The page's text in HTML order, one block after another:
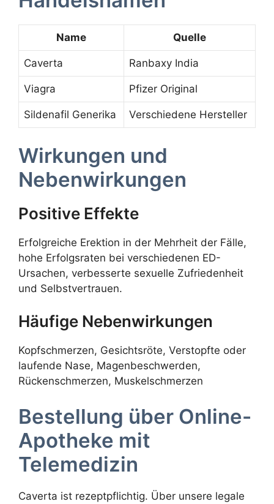
Name Quelle
Caverta Ranbaxy India
Viagra Pfizer Original
Sildenafil Generika Verschiedene Hersteller
Wirkungen und
Nebenwirkungen
Positive Effekte
Erfolgreiche Erektion in der Mehrheit der Fälle,
hohe Erfolgsraten bei verschiedenen ED-
Ursachen, verbesserte sexuelle Zufriedenheit
und Selbstvertrauen.
Häufige Nebenwirkungen
Kopfschmerzen, Gesichtsröte, Verstopfte oder
laufende Nase, Magenbeschwerden,
Rückenschmerzen, Muskelschmerzen
Bestellung über Online-
Apotheke mit
Telemedizin
Caverta ist rezeptpflichtig. Über unsere legale